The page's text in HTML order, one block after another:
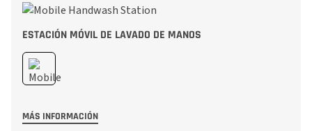
ESTACIÓN MÓVIL DE LAVADO DE MANOS
MÁS INFORMACIÓN